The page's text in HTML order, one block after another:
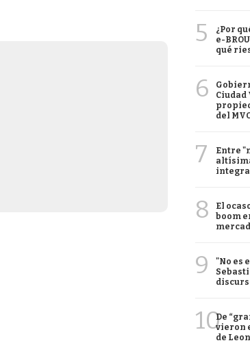
5
¿Por
e-
qué
6
Ciudad
del
7
Entre
8
El
boom
9
"No es
10De
vieron
de